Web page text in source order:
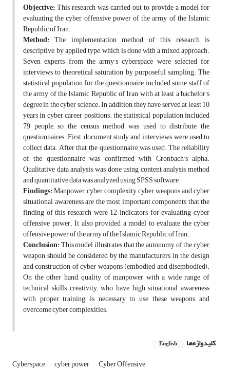
Objective:This research was carried out to provide a model for
evaluating the cyber offensive power of the army of the Islamic
Republic of Iran.
Method: The implementation method of this research is
descriptive, by applied type, which is done with a mixed approach.
Seven experts from the army's cyberspace were selected for
interviews to theoretical saturation by purposeful sampling. The
statistical population for the questionnaire included some staff of
the army of the Islamic Republic of Iran with at least a bachelor's
degree in the cyber science. In addition, they have served at least 10
years in cyber career positions. the statistical population included
79 people, so the census method was used to distribute the
questionnaires. First, document study and interviews were used to
collect data. After that, the questionnaire was used. The reliability
of the questionnaire was confirmed with Cronbach's alpha.
Qualitative data analysis was done using content analysis method
and quantitative data was analyzed using SPSS software
Findings:Manpower, cyber complexity, cyber weapons and cyber
situational awareness are the most important components that the
finding of this research were 12 indicators for evaluating cyber
offensive power. It also provided a model to evaluate the cyber
offensive power of the army of the Islamic Republic of Iran.
Conclusion:This model illustrates that the autonomy of the cyber
weapon should be considered by the manufacturers in the design
and construction of cyber weapons (embodied and disembodied).
On the other hand, quality of manpower with a wide range of
technical skills, creativity, who have high situational awareness
with proper training, is necessary to use these weapons and
overcome cyber complexities.
کلیدواژه‌ها English
Cyberspace cyber power Cyber Offensive